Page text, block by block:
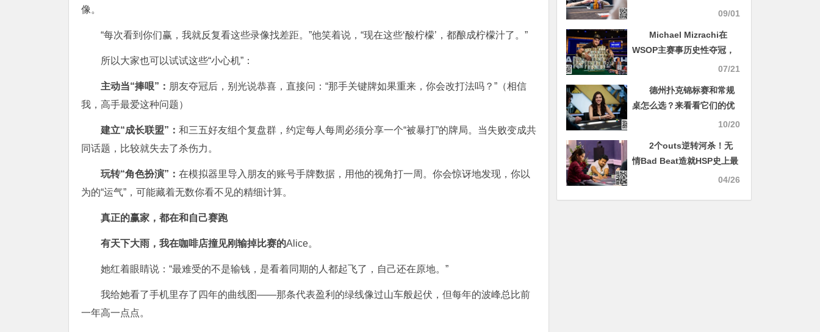
像。
“每次看到你们赢，我就反复看这些录像找差距。”他笑着说，“现在这些‘酸柠檬’，都酿成柠檬汁了。”
所以大家也可以试试这些“小心机”：
主动当“捧哏”： 朋友夺冠后，别光说恭喜，直接问：“那手关键牌如果重来，你会改打法吗？”（相信
我，高手最爱这种问题）
建立“成长联盟”： 和三五好友组个复盘群，约定每人每周必须分享一个“被暴打”的牌局。当失败变成共
同话题，比较就失去了杀伤力。
玩转“角色扮演”： 在模拟器里导入朋友的账号手牌数据，用他的视角打一周。你会惊讶地发现，你以
为的“运气”，可能藏着无数你看不见的精细计算。
真正的赢家，都在和自己赛跑
有天下大雨，我在咖啡店撞见刚输掉比赛的Alice。
她红着眼睛说：“最难受的不是输钱，是看着同期的人都起飞了，自己还在原地。”
我给她看了手机里存了四年的曲线图——那条代表盈利的绿线像过山车般起伏，但每年的波峰总比前
一年高一点点。
09/01
Michael Mizrachi在
WSOP主赛事历史性夺冠，
07/21
德州扑克锦标赛和常规
桌怎么选？来看看它们的优
10/20
2个outs逆转河杀！无
情Bad Beat造就HSP史上最
04/26